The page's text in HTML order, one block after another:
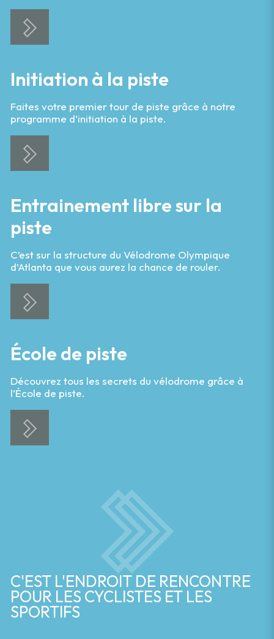
Initiation à la piste
Faites votre premier tour de piste grâce à notre
programme d’initiation à la piste.
Entrainement libre sur la
piste
C’est sur la structure du Vélodrome Olympique
d’Atlanta que vous aurez la chance de rouler.
École de piste
Découvrez tous les secrets du vélodrome grâce à
l’École de piste.
C'EST L'ENDROIT DE RENCONTRE
POUR LES CYCLISTES ET LES
SPORTIFS